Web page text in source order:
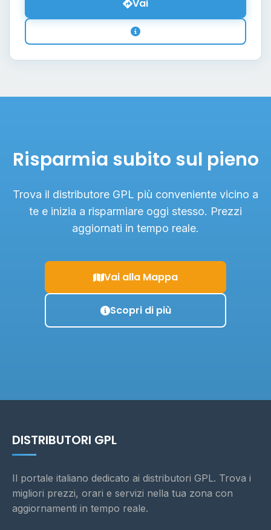
Vai
Risparmia subito sul pieno
Trova il distributore GPL più conveniente vicino a
te e inizia a risparmiare oggi stesso. Prezzi
aggiornati in tempo reale.
Vai alla Mappa
Scopri di più
DISTRIBUTORI GPL
Il portale italiano dedicato ai distributori GPL. Trova i
migliori prezzi, orari e servizi nella tua zona con
aggiornamenti in tempo reale.